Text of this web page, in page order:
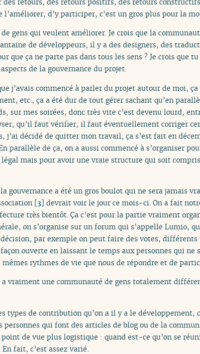
d’y participer, c’est un gros plus pour la
gens qui veulent améliorer. Je crois que la
de développeurs, il y a des designers, des
que ça ne parte pas dans tous les sens ? Je crois que
de la gouvernance du projet.
j’avais commencé à parler du projet autour de moi,
etc., ça a été dur de tout gérer sachant qu’en
sur mes soirées, donc très vite c’est devenu lourd,
qu’il faut vérifier, il faut éventuellement corriger
j’ai décidé de quitter mon travail, ça s’est fait en
parallèle de ça, on a aussi commencé à s’organiser
mais pour avoir une vraie structure qui soit
gouvernance a été un gros boulot qui ne sera jamais
[3] devrait voir le jour ce mois-ci. On a fait
très bientôt. Ça c’est pour la partie vraiment
on s’organise sur un forum qui s’appelle Lumio,
par exemple on peut faire des votes, différents
ouverte en laissant le temps aux personnes qui ne
mêmes rythmes de vie que nous de répondre et de
a vraiment une communauté de gens totalement
types de contribution qu’on a il y a le
qui font des articles de blog ou de la
de vue plus logistique : quand est-ce qu’on se
fait, c’est assez varié.